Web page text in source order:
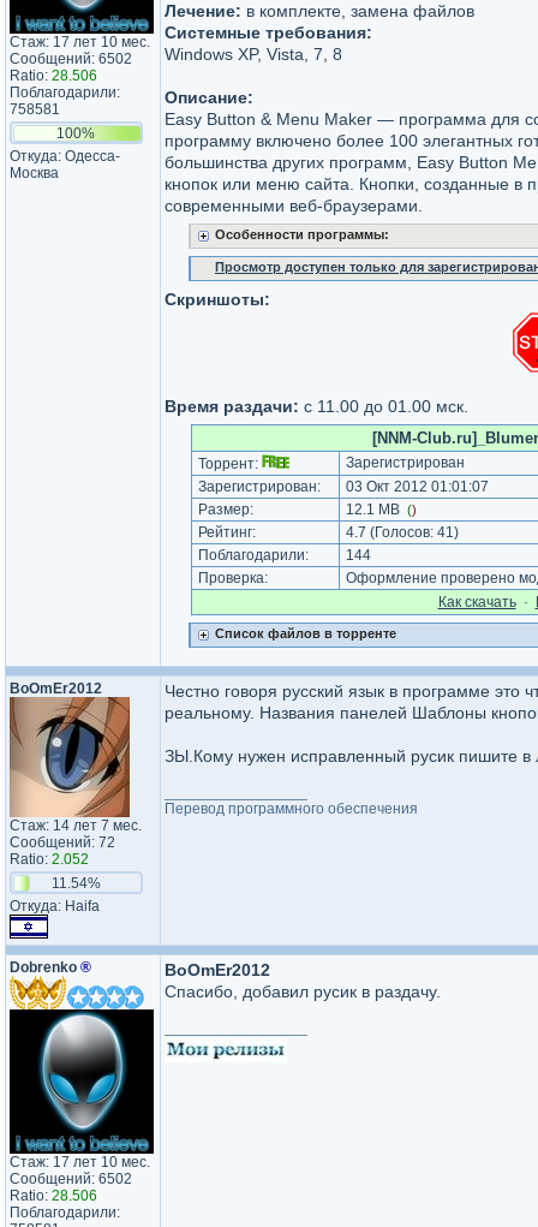
Стаж: 17 лет 10 мес.
Сообщений: 6502
Ratio: 28.506
Поблагодарили:
758581
100%
Откуда: Одесса-
Москва
Лечение: в комплекте, замена файлов
Системные требования:
Windows XP, Vista, 7, 8
Описание:
Easy Button & Menu Maker — программа для
программу включено более 100 элегантных
большинства других программ, Easy Button
кнопок или меню сайта. Кнопки, созданные
современными веб-браузерами.
Особенности программы:
Просмотр доступен только для
Скриншоты:
Время раздачи: c 11.00 до 01.00 мск.
[NNM-
Торрент:
Зарегистрирован
Зарегистрирован:
03 Окт 2012 01:01:07
Размер:
12.1 MB ()
Рейтинг: 4.7 (Голосов: 41)
Поблагодарили:
144
Проверка:
Оформление проверено
Как cкачать·
Список файлов в торренте
BoOmEr2012
Стаж: 14 лет 7 мес.
Сообщений: 72
Ratio: 2.052
11.54%
Откуда: Haifa
Честно говоря русский язык в программе
реальному. Названия панелей Шаблоны
ЗЫ.Кому нужен исправленный русик пишите в
Перевод программного обеспечения
Dobrenko ®
Стаж: 17 лет 10 мес.
Сообщений: 6502
Ratio: 28.506
Поблагодарили:
BoOmEr2012
Спасибо, добавил русик в раздачу.